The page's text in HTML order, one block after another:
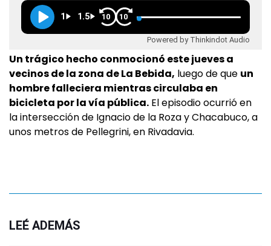
1 1.5 10 10
Powered by Thinkindot Audio
Un trágico hecho conmocionó este jueves a
vecinos de la zona de La Bebida, luego de que un
hombre falleciera mientras circulaba en
bicicleta por la vía pública. El episodio ocurrió en
la intersección de Ignacio de la Roza y Chacabuco, a
unos metros de Pellegrini, en Rivadavia.
LEÉ ADEMÁS